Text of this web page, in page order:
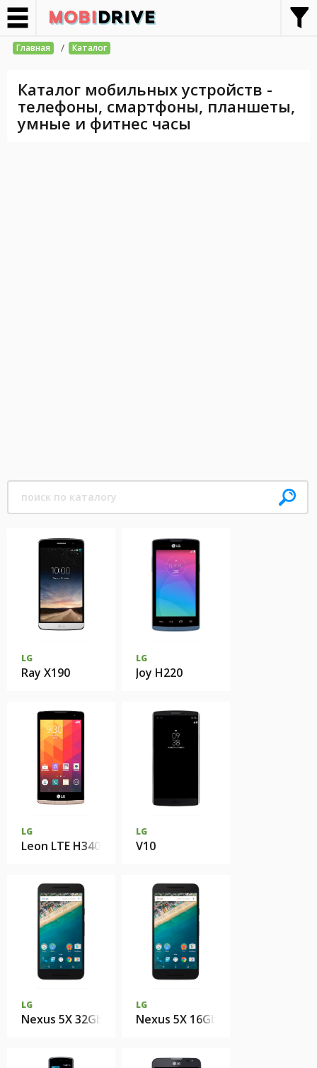
Главная / Каталог
Каталог мобильных устройств -
телефоны, смартфоны, планшеты,
умные и фитнес часы
LG
Ray X190
LG
Joy H220
LG
Leon LTE H340
LG
V10
LG
Nexus 5X 32Gb
LG
Nexus 5X 16Gb